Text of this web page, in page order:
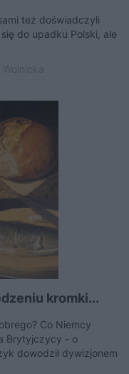
też doświadczyli
do upadku Polski, ale
kromki...
Co Niemcy
Brytyjczycy - o
dowodził dywizjonem